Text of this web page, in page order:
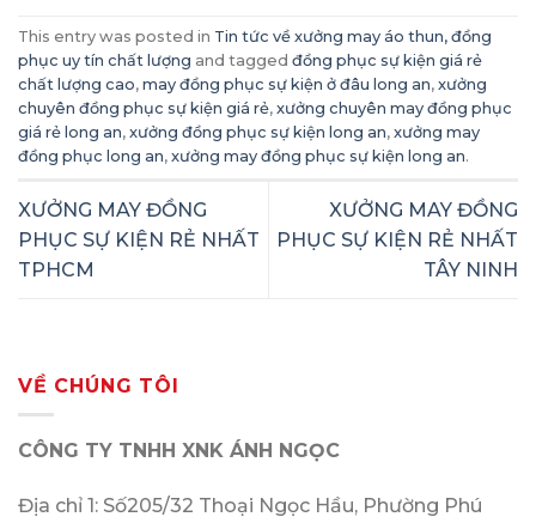
This entry was posted in Tin tức về xưởng may áo thun, đồng
phục uy tín chất lượng and tagged đồng phục sự kiện giá rẻ
chất lượng cao, may đồng phục sự kiện ở đâu long an, xưởng
chuyên đồng phục sự kiện giá rẻ, xưởng chuyên may đồng phục
giá rẻ long an, xưởng đồng phục sự kiện long an, xưởng may
đồng phục long an, xưởng may đồng phục sự kiện long an.
XƯỞNG MAY ĐỒNG
PHỤC SỰ KIỆN RẺ NHẤT
TPHCM
XƯỞNG MAY ĐỒNG
PHỤC SỰ KIỆN RẺ NHẤT
TÂY NINH
VỀ CHÚNG TÔI
CÔNG TY TNHH XNK ÁNH NGỌC
Địa chỉ 1: Số205/32 Thoại Ngọc Hầu, Phường Phú